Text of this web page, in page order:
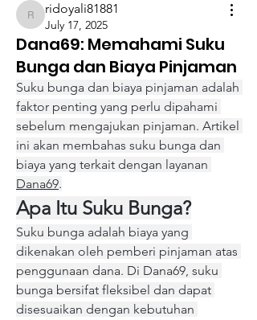
ridoyali81881
ridoyali81881
July 17, 2025
Dana69: Memahami Suku
Bunga dan Biaya Pinjaman
Suku bunga dan biaya pinjaman adalah
faktor penting yang perlu dipahami
sebelum mengajukan pinjaman. Artikel
ini akan membahas suku bunga dan
Dana69.
Apa Itu Suku Bunga?
Suku bunga adalah biaya yang
dikenakan oleh pemberi pinjaman atas
penggunaan dana. Di Dana69, suku
bunga bersifat fleksibel dan dapat
disesuaikan dengan kebutuhan